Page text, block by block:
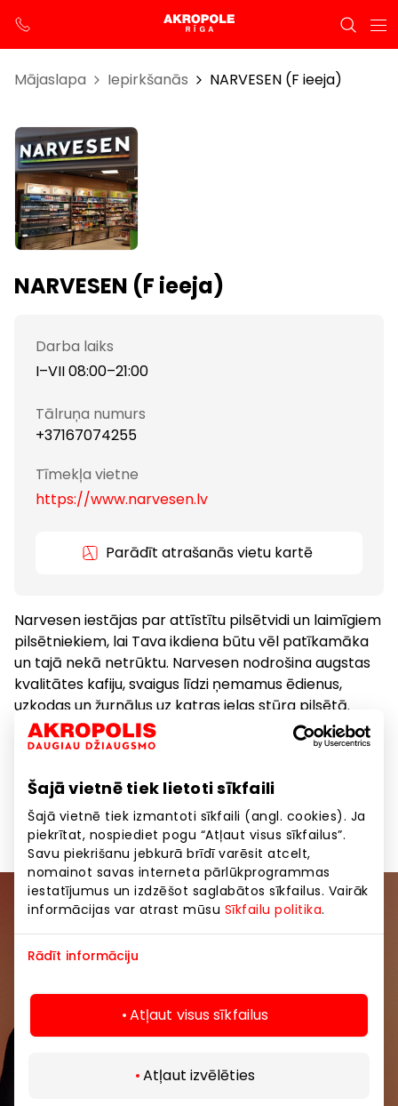
Šajā vietnē tiek lietoti sīkfaili
Šajā vietnē tiek izmantoti sīkfaili (angl. cookies). Ja
piekrītat, nospiediet pogu “Atļaut visus sīkfailus”.
Savu piekrišanu jebkurā brīdī varēsit atcelt,
nomainot savas interneta pārlūkprogrammas
iestatījumus un izdzēšot saglabātos sīkfailus. Vairāk
informācijas var atrast mūsu Sīkfailu politika.
Rādīt informāciju
Atļaut visus sīkfailus
Atļaut izvēlēties
Mājaslapa Iepirkšanās NARVESEN (F ieeja)
NARVESEN (F ieeja)
Darba laiks
I–VII 08:00–21:00
Tālruņa numurs
+37167074255
Tīmekļa vietne
https://www.narvesen.lv
Parādīt atrašanās vietu kartē
Narvesen iestājas par attīstītu pilsētvidi un laimīgiem
pilsētniekiem, lai Tava ikdiena būtu vēl patīkamāka
un tajā nekā netrūktu. Narvesen nodrošina augstas
kvalitātes kafiju, svaigus līdzi ņemamus ēdienus,
uzkodas un žurnālus uz katras ielas stūra pilsētā.
Narvesen. Vienā ritmā ar Tevi!
Pārtikas preces un dzērieni Preces
Pievienojieties mūsu kopienai
Uzzini pirmais par labākajiem piedāvājumiem,
izklaides centros “AKROPOLE Alfa” un “AKROPOLE
Rīga”.